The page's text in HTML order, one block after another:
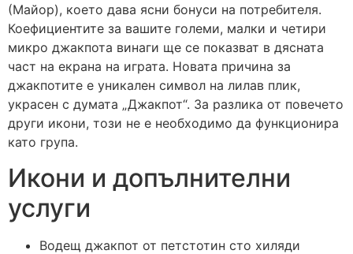
(Майор), което дава ясни бонуси на потребителя.
Коефициентите за вашите големи, малки и четири
микро джакпота винаги ще се показват в дясната
част на екрана на играта. Новата причина за
джакпотите е уникален символ на лилав плик,
украсен с думата „Джакпот“. За разлика от повечето
други икони, този не е необходимо да функционира
като група.
Икони и допълнителни
услуги
Водещ джакпот от петстотин сто хиляди